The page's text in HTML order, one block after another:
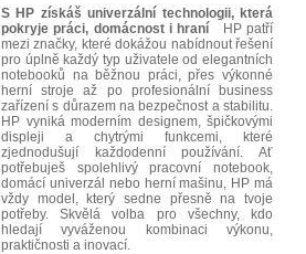
S HP získáš univerzální technologii, která
pokryje práci, domácnost i hraní HP patří
mezi značky, které dokážou nabídnout řešení
pro úplně každý typ uživatele od elegantních
notebooků na běžnou práci, přes výkonné
herní stroje až po profesionální business
zařízení s důrazem na bezpečnost a stabilitu.
HP vyniká moderním designem, špičkovými
displeji a chytrými funkcemi, které
zjednodušují každodenní používání. Ať
potřebuješ spolehlivý pracovní notebook,
domácí univerzál nebo herní mašinu, HP má
vždy model, který sedne přesně na tvoje
potřeby. Skvělá volba pro všechny, kdo
hledají vyváženou kombinaci výkonu,
praktičnosti a inovací.